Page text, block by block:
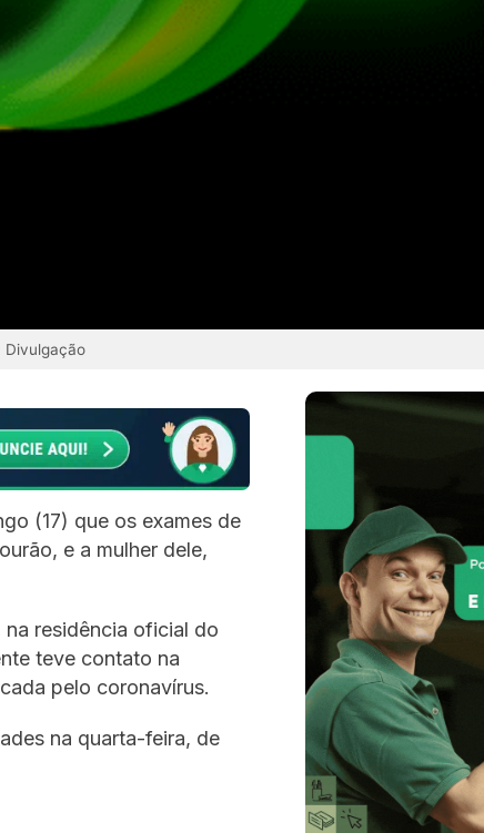
Divulgação
(17) que os exames de
e a mulher dele,
na residência oficial do
teve contato na
pelo coronavírus.
na quarta-feira, de